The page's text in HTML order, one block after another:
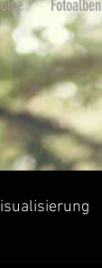
Fotoalben